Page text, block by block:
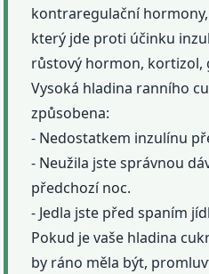
kontraregulační
který jde proti účinku
růstový hormon, kortizol,
Vysoká hladina ranního
způsobena:
- Nedostatkem inzulínu
- Neužila jste správnou
předchozí noc.
- Jedla jste před spaním
Pokud je vaše hladina
by ráno měla být,